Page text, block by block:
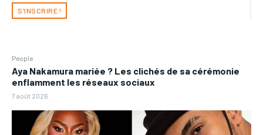
S'INSCRIRE !
People
Aya Nakamura mariée ? Les clichés de sa cérémonie
enflamment les réseaux sociaux
7 août 2026